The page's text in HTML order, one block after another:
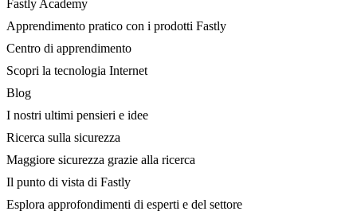
Fastly Academy
Apprendimento pratico con i prodotti Fastly
Centro di apprendimento
Scopri la tecnologia Internet
Blog
I nostri ultimi pensieri e idee
Ricerca sulla sicurezza
Maggiore sicurezza grazie alla ricerca
Il punto di vista di Fastly
Esplora approfondimenti di esperti e del settore